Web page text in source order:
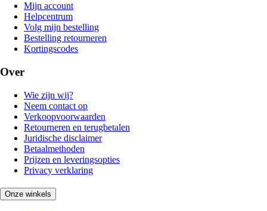
Mijn account
Helpcentrum
Volg mijn bestelling
Bestelling retourneren
Kortingscodes
Over
Wie zijn wij?
Neem contact op
Verkoopvoorwaarden
Retourneren en terugbetalen
Juridische disclaimer
Betaalmethoden
Prijzen en leveringsopties
Privacy verklaring
Onze winkels